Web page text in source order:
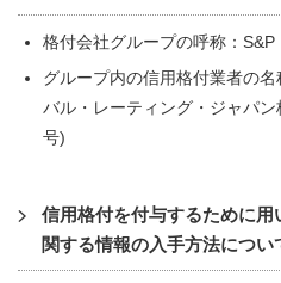
格付会社グループの呼称：
グループ内の信用格付業者の
バル・レーティング・ジャパ
号)
信用格付を付与するために
関する情報の入手方法につい